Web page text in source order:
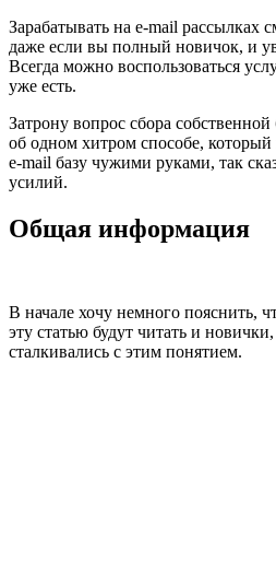
Зарабатывать на e-mail
даже если вы полный новичок, и
Всегда можно воспользоваться
уже есть.
Затрону вопрос сбора
об одном хитром способе,
e-mail базу чужими руками, так
усилий.
Общая информация
В начале хочу немного пояснить,
эту статью будут читать и
сталкивались с этим понятием.